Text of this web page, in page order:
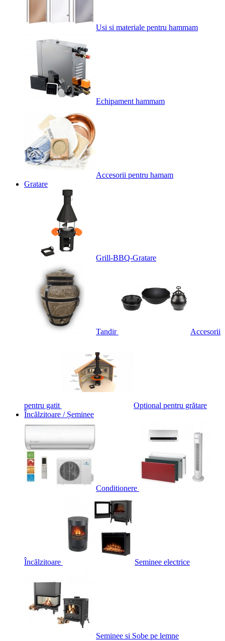
Usi si materiale pentru hammam
Echipament hammam
Accesorii pentru hamam
Gratare
Grill-BBQ-Gratare
Tandir Accesorii
pentru gatit
Optional pentru grătare
Încălzitoare / Șeminee
Conditionere
Încălzitoare Seminee electrice
Seminee si Sobe pe lemne